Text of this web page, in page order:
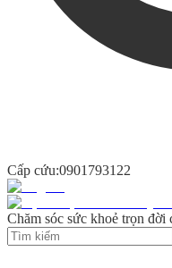
Cấp cứu:0901793122
Chăm sóc sức khoẻ trọn đời